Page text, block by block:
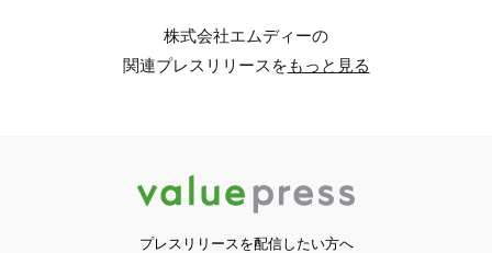
株式会社エムディーの
関連プレスリリースをもっと見る
プレスリリースを配信したい方へ